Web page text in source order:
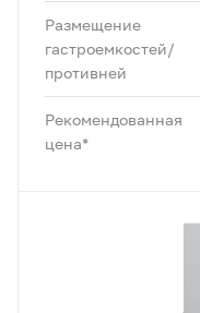
Размещение
гастроемкостей/
противней
Рекомендованная
цена*